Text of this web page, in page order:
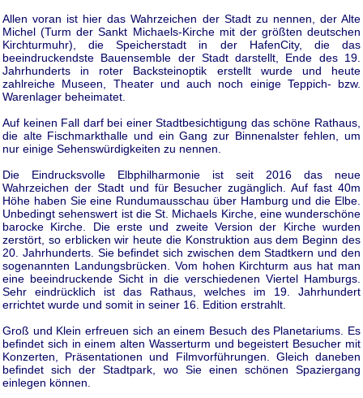
Allen voran ist hier das Wahrzeichen der Stadt zu nennen, der Alte
Michel (Turm der Sankt Michaels-Kirche mit der größten deutschen
Kirchturmuhr), die Speicherstadt in der HafenCity, die das
beeindruckendste Bauensemble der Stadt darstellt, Ende des 19.
Jahrhunderts in roter Backsteinoptik erstellt wurde und heute
zahlreiche Museen, Theater und auch noch einige Teppich- bzw.
Warenlager beheimatet.
Auf keinen Fall darf bei einer Stadtbesichtigung das schöne Rathaus,
die alte Fischmarkthalle und ein Gang zur Binnenalster fehlen, um
nur einige Sehenswürdigkeiten zu nennen.
Die Eindrucksvolle Elbphilharmonie ist seit 2016 das neue
Wahrzeichen der Stadt und für Besucher zugänglich. Auf fast 40m
Höhe haben Sie eine Rundumausschau über Hamburg und die Elbe.
Unbedingt sehenswert ist die St. Michaels Kirche, eine wunderschöne
barocke Kirche. Die erste und zweite Version der Kirche wurden
zerstört, so erblicken wir heute die Konstruktion aus dem Beginn des
20. Jahrhunderts. Sie befindet sich zwischen dem Stadtkern und den
sogenannten Landungsbrücken. Vom hohen Kirchturm aus hat man
eine beeindruckende Sicht in die verschiedenen Viertel Hamburgs.
Sehr eindrücklich ist das Rathaus, welches im 19. Jahrhundert
errichtet wurde und somit in seiner 16. Edition erstrahlt.
Groß und Klein erfreuen sich an einem Besuch des Planetariums. Es
befindet sich in einem alten Wasserturm und begeistert Besucher mit
Konzerten, Präsentationen und Filmvorführungen. Gleich daneben
befindet sich der Stadtpark, wo Sie einen schönen Spaziergang
einlegen können.